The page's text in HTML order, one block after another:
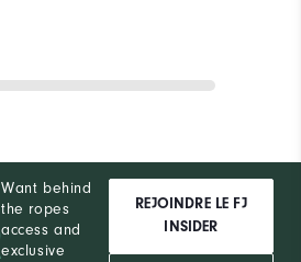
Want behind
the ropes
access and
exclusive
REJOINDRE LE FJ
INSIDER